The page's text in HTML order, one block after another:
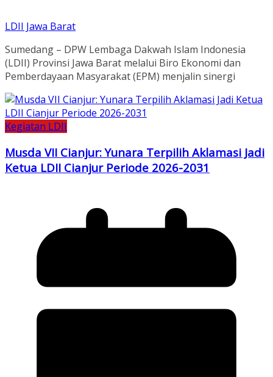
LDII Jawa Barat
Sumedang – DPW Lembaga Dakwah Islam Indonesia
(LDII) Provinsi Jawa Barat melalui Biro Ekonomi dan
Pemberdayaan Masyarakat (EPM) menjalin sinergi
Kegiatan LDII
Musda VII Cianjur: Yunara Terpilih Aklamasi Jadi
Ketua LDII Cianjur Periode 2026-2031